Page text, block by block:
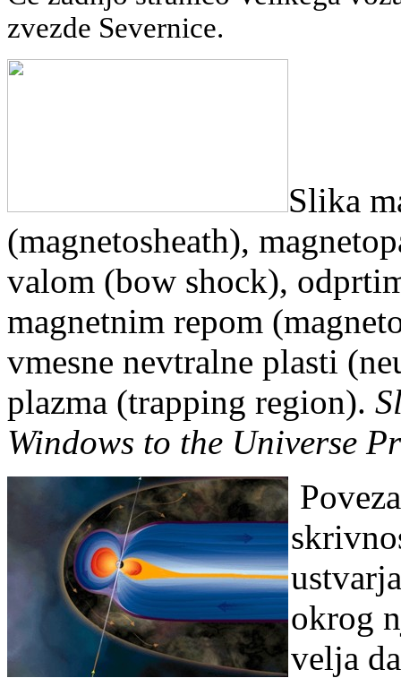
zvezde Severnice.
Slika
(magnetosheath),
valom (bow shock),
magnetnim repom
vmesne nevtralne plasti
plazma (trapping region).
Windows to the Universe
okrog
velja